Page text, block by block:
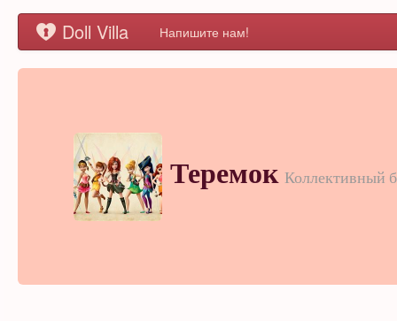
Doll Villa Напишите нам!
Теремок Коллективный